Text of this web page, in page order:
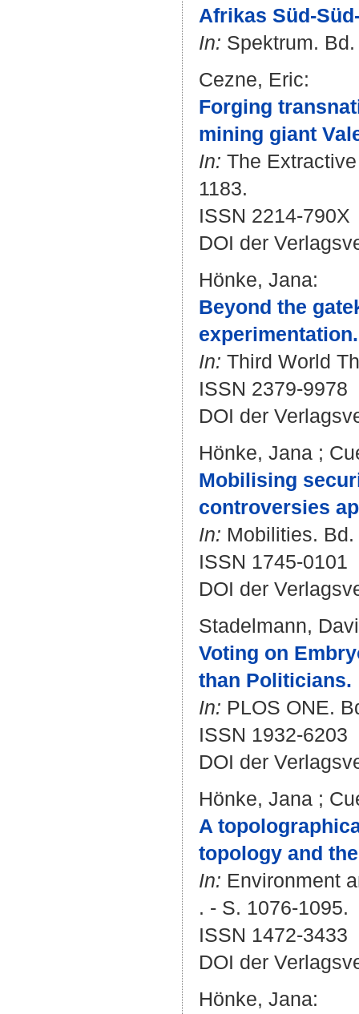
Afrikas Süd-
In: Spektrum.
Cezne, Eric:
Forging
mining giant
In: The
1183.
ISSN 2214-790X
DOI der
Hönke, Jana:
Beyond the
experimentation.
In: Third World
ISSN 2379-9978
DOI der
Hönke, Jana ;
Mobilising
controversies
In: Mobilities.
ISSN 1745-0101
DOI der
Stadelmann,
Voting on
than Politicians.
In: PLOS ONE.
ISSN 1932-6203
DOI der
Hönke, Jana ;
A
topology and
In: Environment
. - S. 1076-1095.
ISSN 1472-3433
DOI der
Hönke, Jana: